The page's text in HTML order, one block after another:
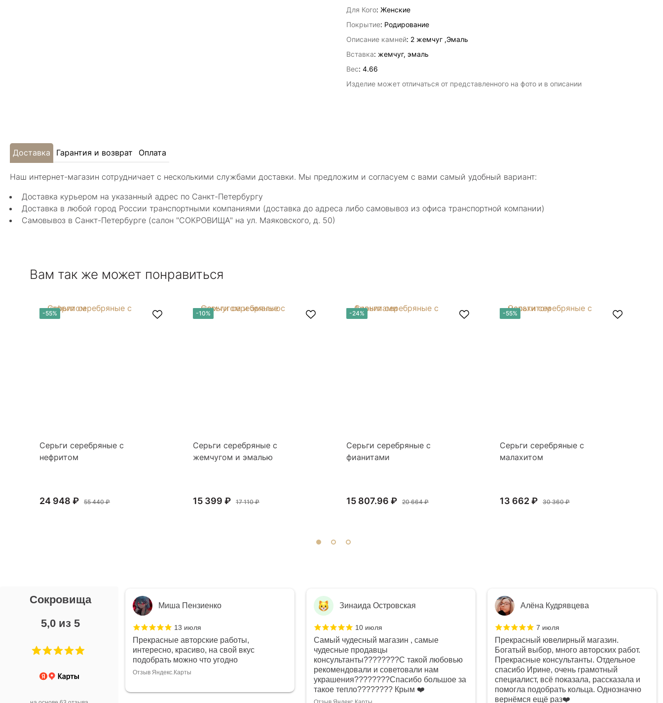
Для Кого: Женские
Покрытие: Родирование
Описание камней: 2 жемчуг ,Эмаль
Вставка: жемчуг, эмаль
Вес: 4.66
Изделие может отличаться от представленного на фото и в описании
Доставка Гарантия и возврат Оплата
Наш интернет-магазин сотрудничает с несколькими службами доставки. Мы предложим и согласуем с вами самый удобный вариант:
Доставка курьером на указанный адрес по Санкт-Петербургу
Доставка в любой город России транспортными компаниями (доставка до адреса либо самовывоз из офиса транспортной компании)
Самовывоз в Санкт-Петербурге (салон "СОКРОВИЩА" на ул. Маяковского, д. 50)
Вам так же может понравиться
-55%
Серьги серебряные с
нефритом
24 948 ₽ 55 440 ₽
-10%
Серьги серебряные с
жемчугом и эмалью
15 399 ₽ 17 110 ₽
-24%
Серьги серебряные с
фианитами
15 807.96 ₽ 20 664 ₽
-55%
Серьги серебряные с
малахитом
13 662 ₽ 30 360 ₽
Сокровища
5,0 из 5
и завораживает
Миша Пензиенко
13 июля
Прекрасные авторские работы,
интересно, красиво, на свой вкус
подобрать можно что угодно
Отзыв Яндекс.Карты
Зинаида Островская
10 июля
Самый чудесный магазин , самые
чудесные продавцы
консультанты????????С такой любовью
рекомендовали и советовали нам
украшения????????Спасибо большое за
такое тепло???????? Крым ❤️
Алёна Кудрявцева
7 июля
Прекрасный ювелирный магазин.
Богатый выбор, много авторских работ.
Прекрасные консультанты. Отдельное
спасибо Ирине, очень грамотный
специалист, всё показала, рассказала и
помогла подобрать кольца. Однозначно
вернёмся ещё раз❤️